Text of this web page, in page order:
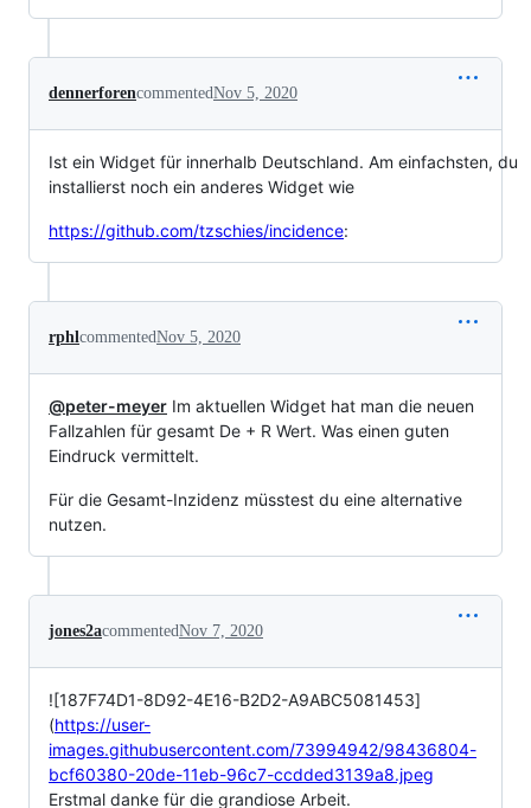
dennerforencommentedNov 5, 2020
Ist ein Widget für innerhalb Deutschland. Am einfachsten, du
installierst noch ein anderes Widget wie
https://github.com/tzschies/incidence:
rphl commentedNov 5, 2020
@peter-meyer Im aktuellen Widget hat man die neuen
Fallzahlen für gesamt De + R Wert. Was einen guten
Eindruck vermittelt.
Für die Gesamt-Inzidenz müsstest du eine alternative
nutzen.
jones2acommentedNov 7, 2020
![187F74D1-8D92-4E16-B2D2-A9ABC5081453]
(https://user-
images.githubusercontent.com/73994942/98436804-
bcf60380-20de-11eb-96c7-ccdded3139a8.jpeg
Erstmal danke für die grandiose Arbeit.